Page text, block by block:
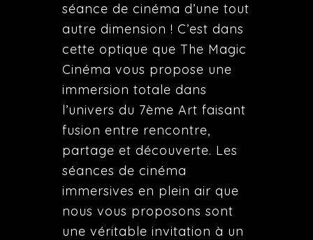
séance de cinéma d’une tout
autre dimension ! C’est dans
cette optique que The Magic
Cinéma vous propose une
immersion totale dans
l’univers du 7ème Art faisant
fusion entre rencontre,
partage et découverte. Les
séances de cinéma
immersives en plein air que
nous vous proposons sont
une véritable invitation à un